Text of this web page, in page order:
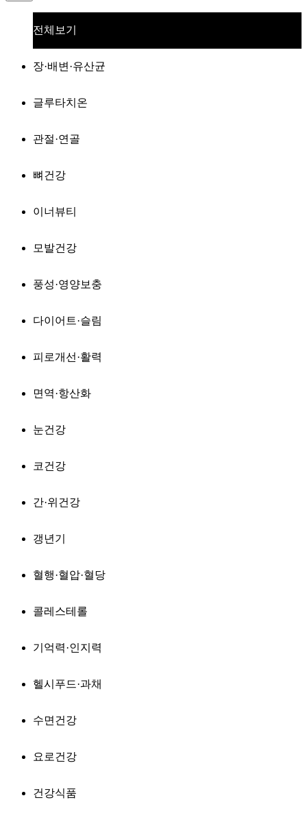
전체보기
장·배변·유산균
글루타치온
관절·연골
뼈건강
이너뷰티
모발건강
풍성·영양보충
다이어트·슬림
피로개선·활력
면역·항산화
눈건강
코건강
간·위건강
갱년기
혈행·혈압·혈당
콜레스테롤
기억력·인지력
헬시푸드·과채
수면건강
요로건강
건강식품